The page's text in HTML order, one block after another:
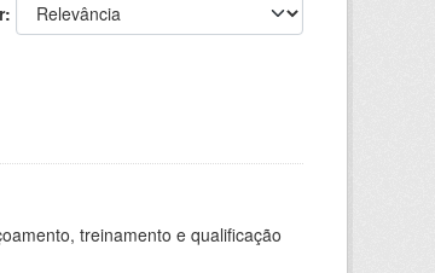
treinamento e qualificação